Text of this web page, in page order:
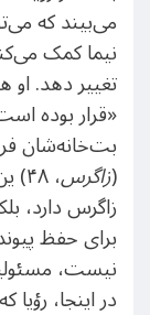
می‌بیند که
نیما کمک
تغییر دهد.
«قرار بوده
بت‌خانه‌شان
(زاگرس ،
زاگرس دارد،
برای حفظ
نیست،
در اینجا،